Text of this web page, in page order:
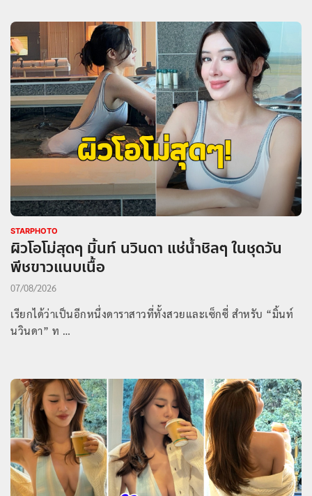
STARPHOTO
ผิวโอโม่สุดๆ มิ้นท์ นวินดา แช่น้ำชิลๆ ในชุดวัน
พีชขาวแนบเนื้อ
07/08/2026
เรียกได้ว่าเป็นอีกหนึ่งดาราสาวที่ทั้งสวยและเซ็กซี่ สำหรับ “มิ้นท์
นวินดา” ท …